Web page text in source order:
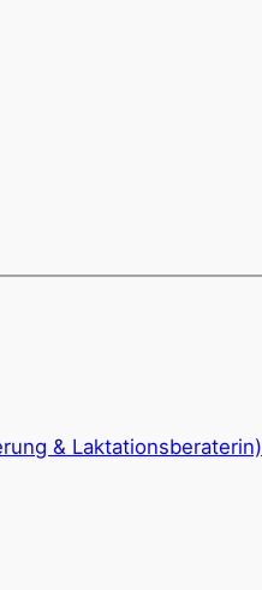
& Laktationsberaterin)